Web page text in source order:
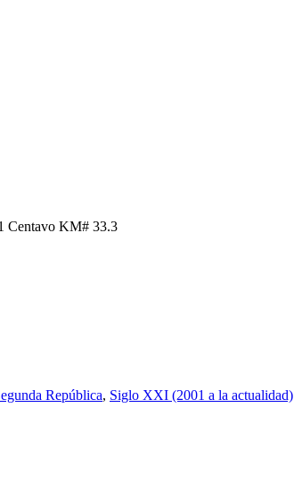
Centavo KM# 33.3
República, Siglo XXI (2001 a la actualidad)